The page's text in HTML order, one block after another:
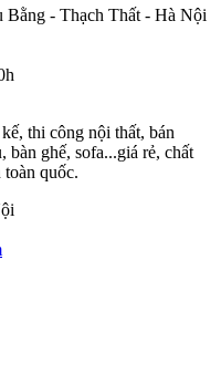
- Thạch Thất - Hà Nội
thi công nội thất, bán
ghế, sofa...giá rẻ, chất
quốc.